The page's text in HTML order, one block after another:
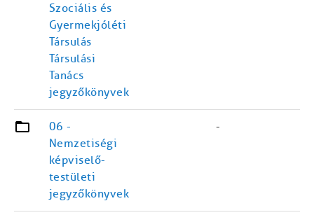
Szociális és
Gyermekjóléti
Társulás
Társulási
Tanács
jegyzőkönyvek
06 -
Nemzetiségi
képviselő-
testületi
jegyzőkönyvek
-